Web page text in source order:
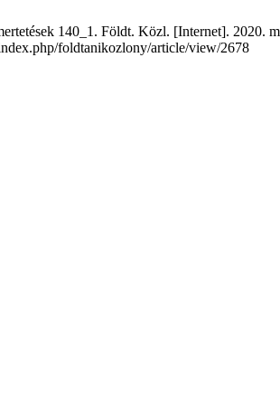
140_1. Földt. Közl. [Internet]. 2020.
foldtanikozlony/article/view/2678